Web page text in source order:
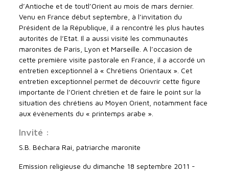
d’Antioche et de toutl’Orient au mois de mars dernier.
Venu en France début septembre, à l’invitation du
Président de la République, il a rencontré les plus hautes
autorités de l’Etat. Il a aussi visité les communautés
maronites de Paris, Lyon et Marseille. A l’occasion de
cette première visite pastorale en France, il a accordé un
entretien exceptionnel à « Chrétiens Orientaux ». Cet
entretien exceptionnel permet de découvrir cette figure
importante de l’Orient chrétien et de faire le point sur la
situation des chrétiens au Moyen Orient, notamment face
aux évènements du « printemps arabe ».
Invité :
S.B. Béchara Rai, patriarche maronite
Emission religieuse du dimanche 18 septembre 2011 -